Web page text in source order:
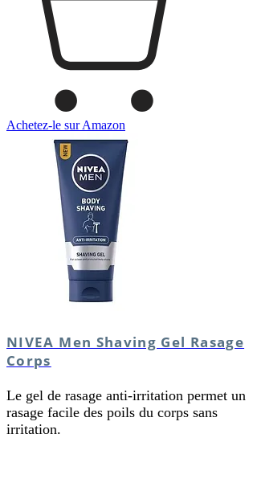
Achetez-le sur Amazon
NIVEA Men Shaving Gel Rasage
Corps
Le gel de rasage anti-irritation permet un
rasage facile des poils du corps sans
irritation.